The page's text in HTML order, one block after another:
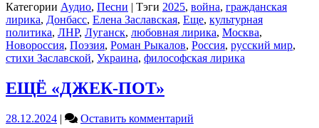
Категории Аудио, Песни | Тэги 2025, война, гражданская
лирика, Донбасс, Елена Заславская, Еще, культурная
политика, ЛНР, Луганск, любовная лирика, Москва,
Новороссия, Поэзия, Роман Рыкалов, Россия, русский мир,
стихи Заславской, Украина, философская лирика
ЕЩЁ «ДЖЕК-ПОТ»
28.12.2024 | Оставить комментарий